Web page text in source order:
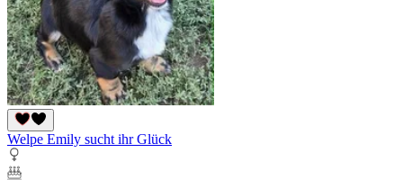
Welpe Emily sucht ihr Glück